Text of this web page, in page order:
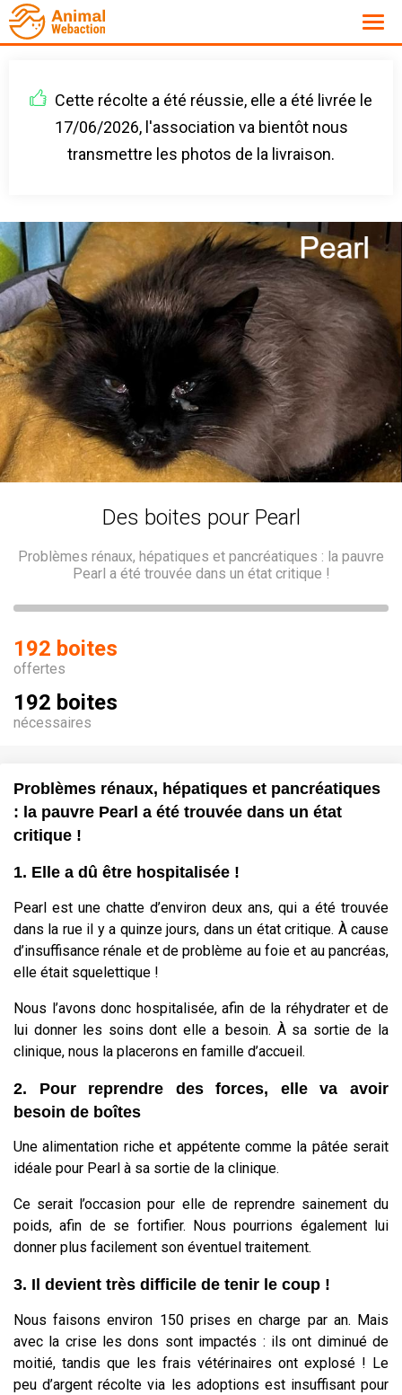
Cette récolte a été réussie, elle a été livrée le
17/06/2026, l'association va bientôt nous
transmettre les photos de la livraison.
Des boites pour Pearl
Problèmes rénaux, hépatiques et pancréatiques : la pauvre
Pearl a été trouvée dans un état critique !
192 boites
offertes
192 boites
nécessaires
Problèmes rénaux, hépatiques et pancréatiques
: la pauvre Pearl a été trouvée dans un état
critique !
1. Elle a dû être hospitalisée !
Pearl est une chatte d’environ deux ans, qui a été trouvée
dans la rue il y a quinze jours, dans un état critique. À cause
d’insuffisance rénale et de problème au foie et au pancréas,
elle était squelettique !
Nous l’avons donc hospitalisée, afin de la réhydrater et de
lui donner les soins dont elle a besoin. À sa sortie de la
clinique, nous la placerons en famille d’accueil.
2. Pour reprendre des forces, elle va avoir
besoin de boîtes
Une alimentation riche et appétente comme la pâtée serait
idéale pour Pearl à sa sortie de la clinique.
Ce serait l’occasion pour elle de reprendre sainement du
poids, afin de se fortifier. Nous pourrions également lui
donner plus facilement son éventuel traitement.
3. Il devient très difficile de tenir le coup !
Nous faisons environ 150 prises en charge par an. Mais
avec la crise les dons sont impactés : ils ont diminué de
moitié, tandis que les frais vétérinaires ont explosé ! Le
peu d’argent récolte via les adoptions est insuffisant pour